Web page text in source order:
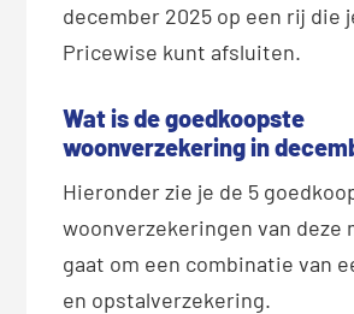
december 2025 op een rij die
Pricewise kunt afsluiten.
Wat is de goedkoopste
woonverzekering in
Hieronder zie je de 5
woonverzekeringen van deze
gaat om een combinatie van
en opstalverzekering.